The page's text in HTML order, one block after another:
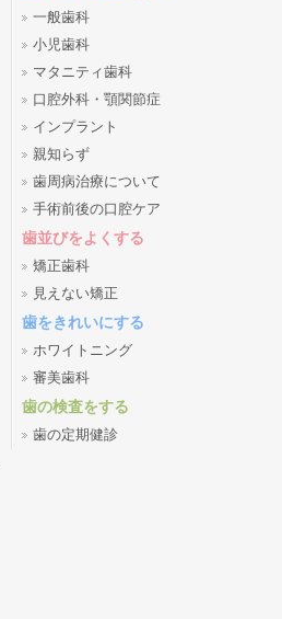
一般歯科
小児歯科
マタニティ歯科
口腔外科・顎関節症
インプラント
親知らず
歯周病治療について
手術前後の口腔ケア
歯並びをよくする
矯正歯科
見えない矯正
歯をきれいにする
ホワイトニング
審美歯科
歯の検査をする
歯の定期健診